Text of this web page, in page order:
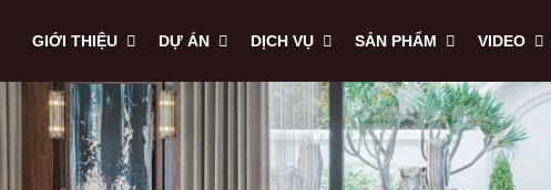
GIỚI THIỆU DỰ ÁN DỊCH VỤ SẢN PHẨM VIDEO